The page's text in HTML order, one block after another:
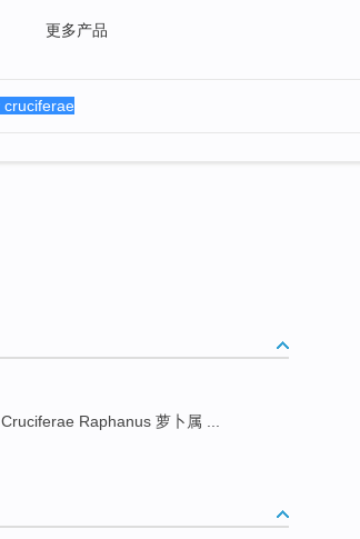
更多产品
Cruciferae Raphanus 萝卜属 ...